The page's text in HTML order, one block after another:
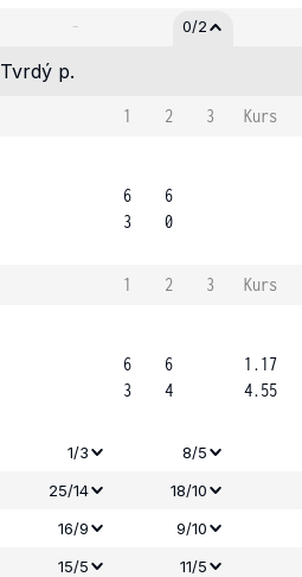
- 0/2
Tvrdý p.
1 2 3
Kurs
6
3
6
0
1 2 3
Kurs
6
3
6
4
1.17
4.55
1/3
8/5
25/14
18/10
16/9
9/10
15/5
11/5